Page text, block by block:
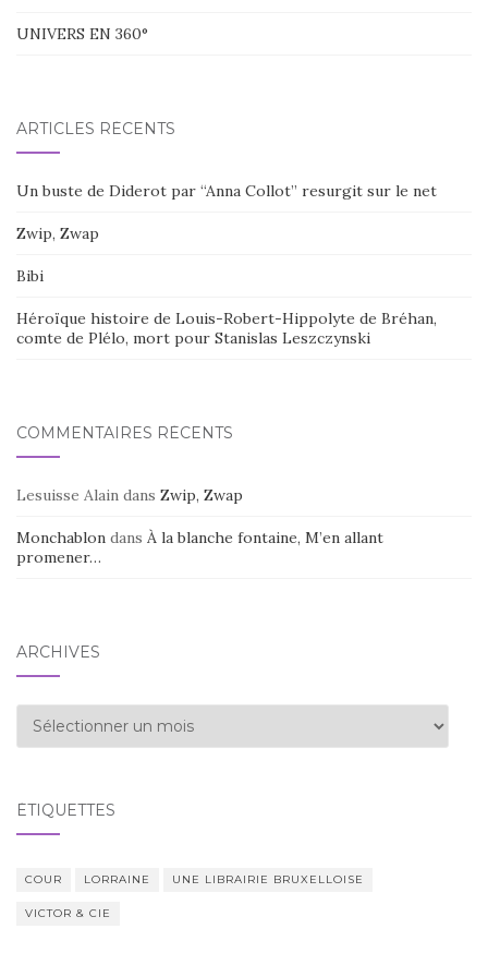
UNIVERS EN 360°
ARTICLES RÉCENTS
Un buste de Diderot par “Anna Collot” resurgit sur le net
Zwip, Zwap
Bibi
Héroïque histoire de Louis-Robert-Hippolyte de Bréhan,
comte de Plélo, mort pour Stanislas Leszczynski
COMMENTAIRES RÉCENTS
Lesuisse Alain dans Zwip, Zwap
Monchablon dans À la blanche fontaine, M’en allant
promener…
ARCHIVES
Archives
ÉTIQUETTES
COUR LORRAINE UNE LIBRAIRIE BRUXELLOISE
VICTOR & CIE